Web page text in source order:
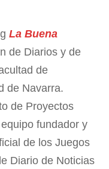
La Buena
de Diarios y de
de
de Navarra.
de Proyectos
fundador y
de los Juegos
Diario de Noticias